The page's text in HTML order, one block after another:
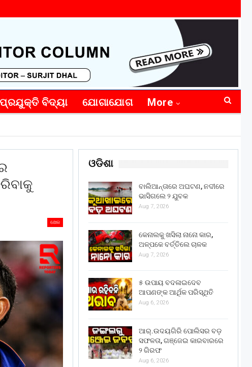
ପ୍ରଯୁକ୍ତି ବିଦ୍ୟା ଯୋଗାଯୋଗ More
ଖେଳ
ଓଡିଶା
ବାଲିଆନ୍ତାରେ ଅଘଟଣ, ନଦୀରେ
ଭାସିଗଲେ ୨ ଯୁବକ
Aug 7, 2026
କେନାଲକୁ ଖସିଲା ନାନୋ କାର,
ଅଳ୍ପକେ ବର୍ତ୍ତିଲେ ଚାଳକ
Aug 7, 2026
୫ ଉପାୟ ବଦଳାଇଦେବ
ଆପଣଙ୍କ ଆର୍ଥିକ ପରିସ୍ଥିତି
Aug 6, 2026
ଆର୍.ଉଦୟଗିରି ପୋଲିସର ବଡ଼
ସଫଳତା, ଗଞ୍ଜେଇ କାରବାରରେ
୨ ଗିରଫ
Aug 6, 2026